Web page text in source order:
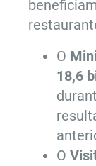
O
18,6
O